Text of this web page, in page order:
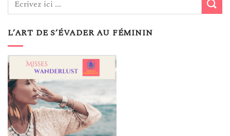
L’ART DE S’ÉVADER AU FÉMININ